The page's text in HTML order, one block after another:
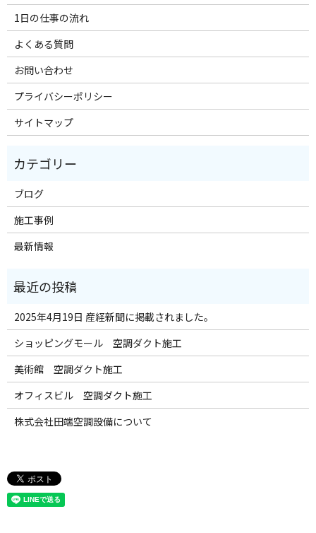
1日の仕事の流れ
よくある質問
お問い合わせ
プライバシーポリシー
サイトマップ
ブログ
施工事例
最新情報
2025年4月19日 産経新聞に掲載されました。
ショッピングモール 空調ダクト施工
美術館 空調ダクト施工
オフィスビル 空調ダクト施工
株式会社田端空調設備について